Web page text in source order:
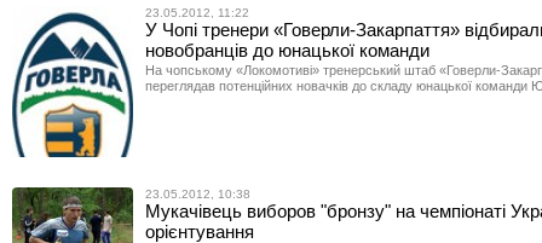
23.05.2012, 11:22
У Чопі тренери «Говерли-Закарпаття»
новобранців до юнацької команди
На чопському «Локомотиві» тренерський штаб «Говерли-
переглядав потенційних новачків до складу юнацької команди
23.05.2012, 10:38
Мукачівець виборов "бронзу" на чемпіонаті
орієнтування